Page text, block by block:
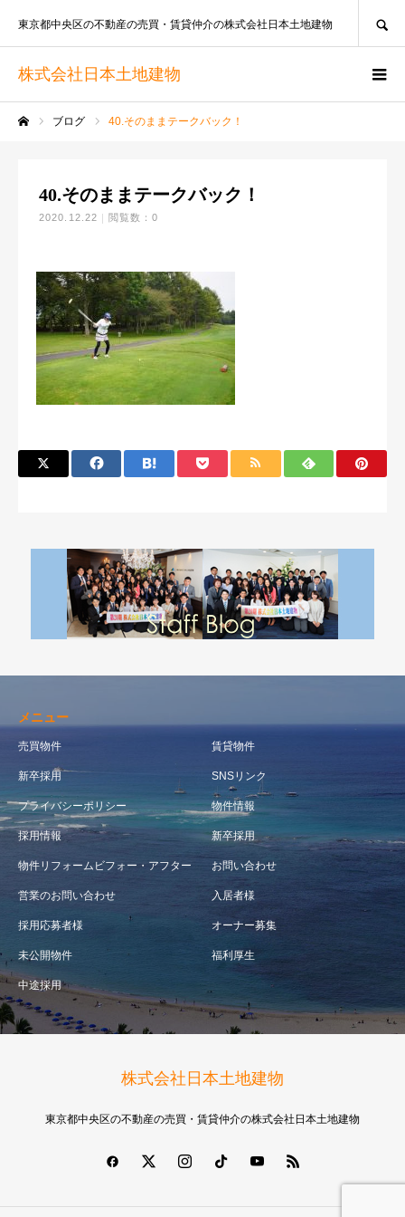
株式会社日本土地建物
東京都中央区の不動産の売買・賃貸仲介の株式会社日本土地建物
ブログ 40.そのままテークバック！
40.そのままテークバック！
2020.12.22 閲覧数：0
メニュー
売買物件 賃貸物件
新卒採用 SNSリンク
プライバシーポリシー 物件情報
採用情報 新卒採用
物件リフォームビフォー・アフター お問い合わせ
営業のお問い合わせ 入居者様
採用応募者様 オーナー募集
未公開物件 福利厚生
中途採用
株式会社日本土地建物
東京都中央区の不動産の売買・賃貸仲介の株式会社日本土地建物